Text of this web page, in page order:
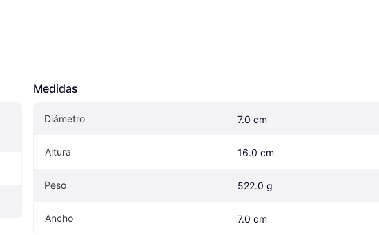
Medidas
Diámetro 7.0 cm
Altura 16.0 cm
Peso 522.0 g
Ancho 7.0 cm